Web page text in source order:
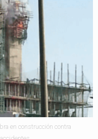
en construcción contra